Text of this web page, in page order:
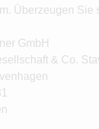
Überzeugen Sie
GmbH
& Co.